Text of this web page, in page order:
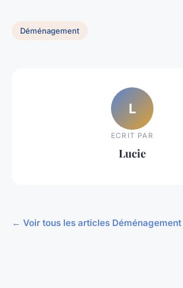
Déménagement
L
ECRIT PAR
Lucie
← Voir tous les articles Déménagement